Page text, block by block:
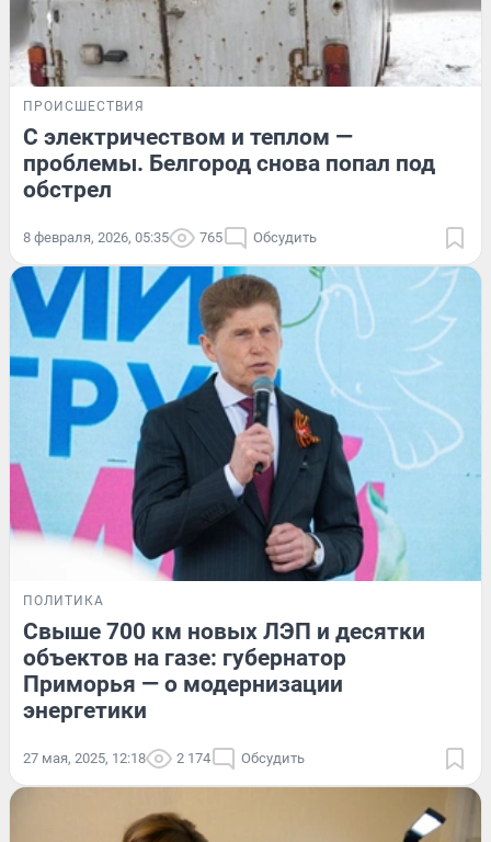
ПРОИСШЕСТВИЯ
С электричеством и теплом —
проблемы. Белгород снова попал под
обстрел
8 февраля, 2026, 05:35 765 Обсудить
ПОЛИТИКА
Свыше 700 км новых ЛЭП и десятки
объектов на газе: губернатор
Приморья — о модернизации
энергетики
27 мая, 2025, 12:18 2 174 Обсудить